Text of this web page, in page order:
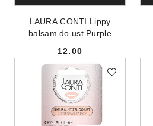
LAURA CONTI Lippy
balsam do ust Purple
Cena:
12.00